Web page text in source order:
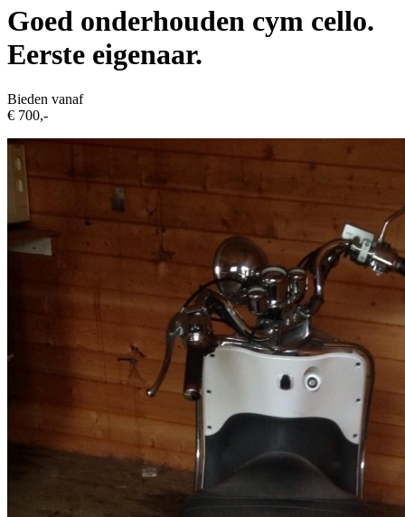
Goed onderhouden cym cello.
Eerste eigenaar.
Bieden vanaf
€ 700,-